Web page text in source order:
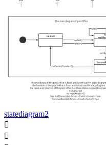
statediagram2

